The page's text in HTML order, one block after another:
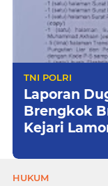
TNI POLRI
Laporan
Brengkok
Kejari
HUKUM